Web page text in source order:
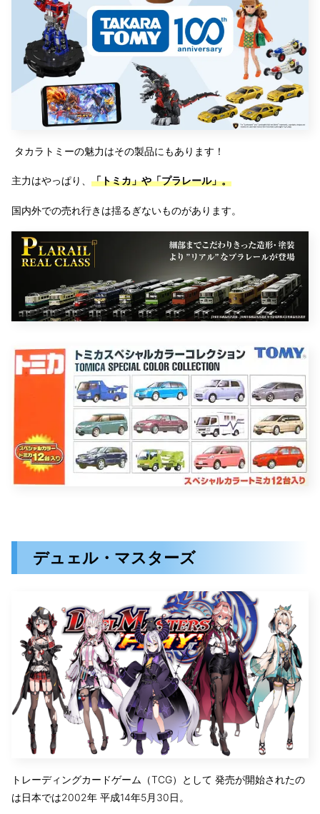
タカラトミーの魅力はその製品にもあります！
主力はやっぱり、 「トミカ」や「プラレール」。
国内外での売れ行きは揺るぎないものがあります。
デュェル・マスターズ
トレーディングカードゲーム（TCG）として 発売が開始されたの
は日本では2002年 平成14年5月30日。